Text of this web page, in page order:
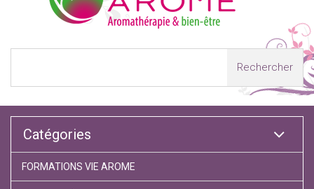
Rechercher
Catégories
FORMATIONS VIE AROME